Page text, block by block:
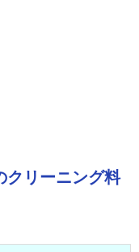
クリーニング料